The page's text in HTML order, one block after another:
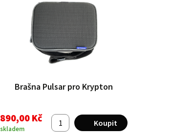
Brašna Pulsar pro Krypton
890,00 Kč
skladem